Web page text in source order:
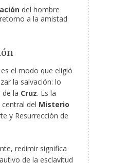
del hombre
a la amistad
es el modo que eligió
la salvación: lo
la Cruz. Es la
del Misterio
y Resurrección de
redimir significa
de la esclavitud